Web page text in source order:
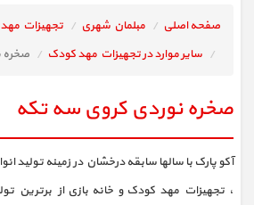
صفحه اصلی مبلمان شهری
تجهیزات
سایر موارد در تجهیزات مهد کودک
صخره
صخره نوردی کروی سه تکه
آکو پارک با سالها سابقه درخشان در زمینه تولید
، تجهیزات مهد کودک و خانه بازی از برترین